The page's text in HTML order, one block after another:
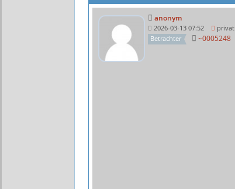
anonym
2026-03-13 07:52
privat
Betrachter
~0005248